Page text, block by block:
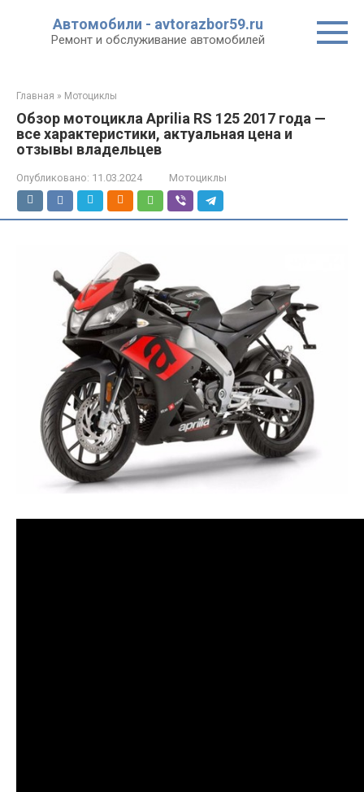
Автомобили - avtorazbor59.ru
Ремонт и обслуживание автомобилей
Главная » Мотоциклы
Обзор мотоцикла Aprilia RS 125 2017 года —
все характеристики, актуальная цена и
отзывы владельцев
Опубликовано: 11.03.2024 Мотоциклы